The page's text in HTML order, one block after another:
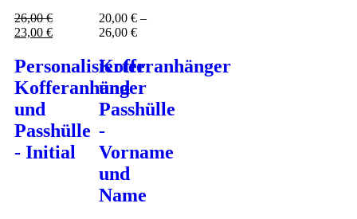
26,00€
23,00 €
Personalisierter
Kofferanhänger
und
Passhülle
- Initial
20,00€ –
26,00€
Kofferanhänger
und
Passhülle
-
Vorname
und
Name